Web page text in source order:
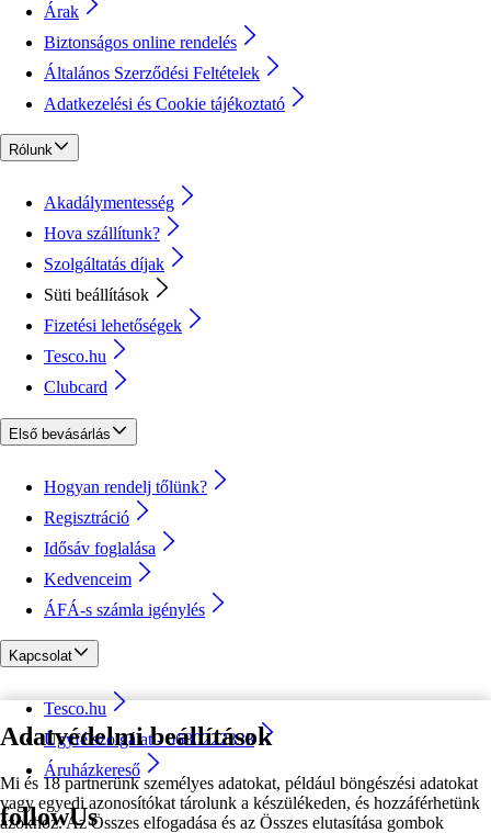
Adatvédelmi beállítások
Mi és 18 partnerünk személyes adatokat, például böngészési adatokat
vagy egyedi azonosítókat tárolunk a készülékeden, és hozzáférhetünk
azokhoz. Az Összes elfogadása és az Összes elutasítása gombok
Árak
Biztonságos online rendelés
Általános Szerződési Feltételek
Adatkezelési és Cookie tájékoztató
Rólunk
Akadálymentesség
Hova szállítunk?
Szolgáltatás díjak
Süti beállítások
Fizetési lehetőségek
Tesco.hu
Clubcard
Első bevásárlás
Hogyan rendelj tőlünk?
Regisztráció
Idősáv foglalása
Kedvenceim
ÁFÁ-s számla igénylés
Kapcsolat
Tesco.hu
Ügyfélszolgálat - 0680222333
Áruházkereső
followUs